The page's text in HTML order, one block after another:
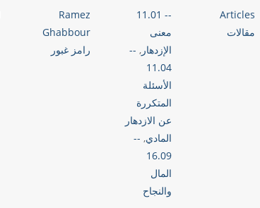
Articles
مقالات
-- 11.01
معنى
الإزدهار,
--
11.04
الأسئلة
المتكررة
عن الازدهار
المادي,
--
16.09
المال
والنجاح
Ramez
Ghabbour
رامز غبور